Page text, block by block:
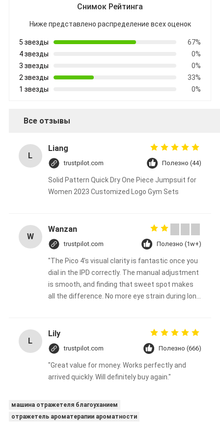
Снимок Рейтинга
Ниже представлено распределение всех оценок
5 звезды
67%
4 звезды
0%
3 звезды
0%
2 звезды
33%
1 звезды
0%
Все отзывы
L
Liang
trustpilot.com Полезно (44)
Solid Pattern Quick Dry One Piece Jumpsuit for
Women 2023 Customized Logo Gym Sets
W
Wanzan
trustpilot.com Полезно (1w+)
"The Pico 4's visual clarity is fantastic once you
dial in the IPD correctly. The manual adjustment
is smooth, and finding that sweet spot makes
all the difference. No more eye strain during long
fantastic once you dial in the IPD correctly. The
manual adjustment is smooth, and finding that
sweet spot makes all the difference. No more
eye strain during long sessions. Highly
recommend taking the time to set it up
once you dial in the IPD correctly. The manual
adjustment is smooth, and finding that sweet
L
Lily
trustpilot.com Полезно (666)
"Great value for money. Works perfectly and
arrived quickly. Will definitely buy again."
машина отражетеля благоуханием
отражетель ароматерапии ароматности